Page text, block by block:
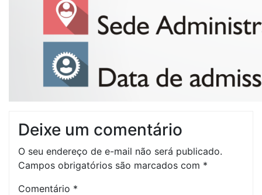
Deixe um comentário
O seu endereço de e-mail não será publicado.
Campos obrigatórios são marcados com *
Comentário *